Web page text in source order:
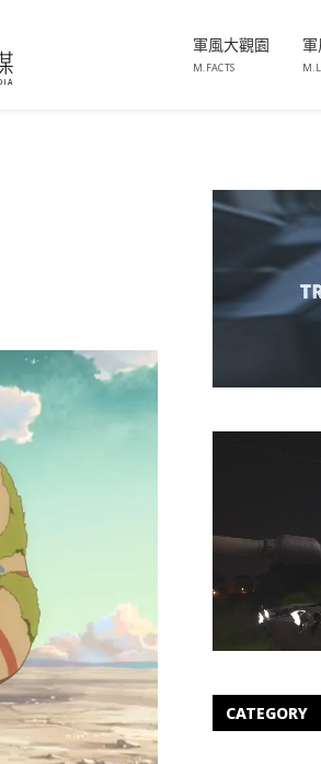
軍風大觀園
M.FACTS
CATEGORY